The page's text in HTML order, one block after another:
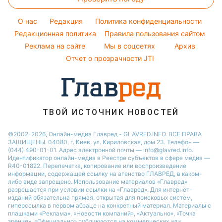
Потап
Советы от Андре Тана
Новости Сум
Новости Днепра
Новости Черкассы
Новости Тернополя
Новости Житомира
Новости Запорожья
Оптические иллюзии
Народные приметы
Все о шоу-бизнесе
O нас Редакция
Политика конфиденциальности
Редакционная политика
Правила пользования сайтом
Реклама на сайте
Мы в соцсетях
Архив
Отчет о прозрачности JTI
ТВОЙ ИСТОЧНИК НОВОСТЕЙ
©2002-2026, Онлайн-медиа Главред - GLAVRED.INFO. ВСЕ ПРАВА
ЗАЩИЩЕНЫ. 04080, г. Киев, ул. Кириловская, дом 23. Телефон —
(044) 490-01-01. Адрес электронной почты — info@glavred.info.
Идентификатор онлайн-медиа в Реестре cубъектов в сфере медиа —
R40-01822. Перепечатка, копирование или воспроизведение
информации, содержащей ссылку на агенство ГЛАВРЕД, в каком-
либо виде запрещено. Использование материалов «Главред»
разрешается при условии ссылки на «Главред». Для интернет-
изданий обязательна прямая, открытая для поисковых систем,
гиперссылка в первом абзаце на конкретный материал. Материалы с
плашками «Реклама», «Новости компаний», «Актуально», «Точка